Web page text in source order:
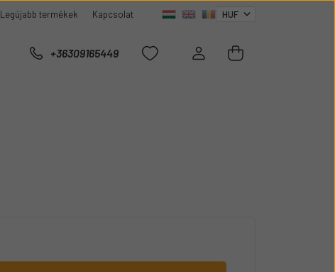
Legújabb termékek Kapcsolat
+36309165449